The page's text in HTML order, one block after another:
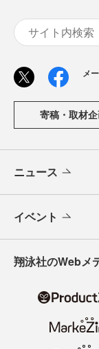
メ
寄稿・取材
ニュース
イベント
翔泳社のWebメ